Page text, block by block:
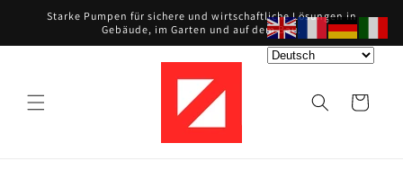
zumStarke Pumpen für sichere und wirtschaftliche Lösungen in
Gebäude, im Garten und auf dem Bau.
Warenkorb